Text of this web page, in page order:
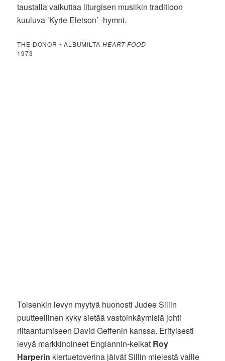
taustalla vaikuttaa liturgisen musiikin traditioon
kuuluva ’Kyrie Eleison’ -hymni.
THE DONOR • ALBUMILTA HEART FOOD
1973
Toisenkin levyn myytyä huonosti Judee Sillin
puutteellinen kyky sietää vastoinkäymisiä johti
riitaantumiseen David Geffenin kanssa. Erityisesti
levyä markkinoineet Englannin-keikat Roy
Harperin kiertuetoverina jäivät Sillin mielestä vaille